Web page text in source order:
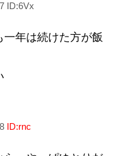
ID:6Vx
年は続けた方が飯
ID:rnc